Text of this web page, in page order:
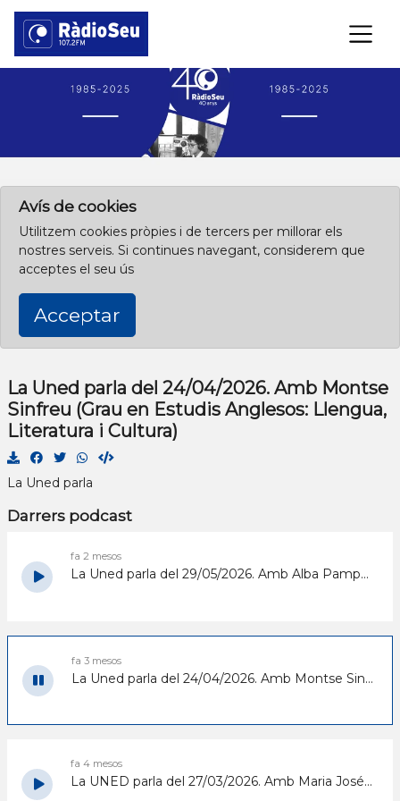
×
Clica aquí per començar des de l'inici
Avís de cookies
Utilitzem cookies pròpies i de tercers per millorar els
nostres serveis. Si continues navegant, considerem que
acceptes el seu ús
Acceptar
La Uned parla del 24/04/2026. Amb Montse
Sinfreu (Grau en Estudis Anglesos: Llengua,
Literatura i Cultura)
La Uned parla
Darrers podcast
fa 2 mesos
La Uned parla del 29/05/2026. Amb Alba Pampalona (Grau en Història de l'Art)
fa 3 mesos
La Uned parla del 24/04/2026. Amb Montse Sinfreu (Grau en Estudis Anglesos: Llengua, Literatura i Cultura)
fa 4 mesos
La UNED parla del 27/03/2026. Amb Maria José Moreno, directora de la UNED a la Seu d'Urgell